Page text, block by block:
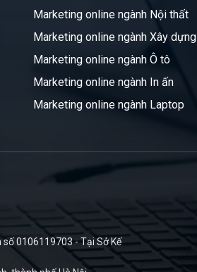
Marketing online ngành Nội thất
Marketing online ngành Xây dựng
Marketing online ngành Ô tô
Marketing online ngành In ấn
Marketing online ngành Laptop
0106119703 - Tại Sở Kế